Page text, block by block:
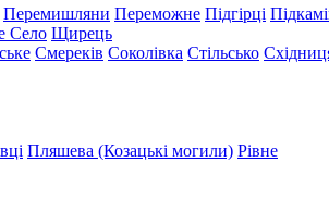
Перемишляни Переможне Підгірці
Село Щирець
Смереків Соколівка Стільсько
Пляшева (Козацькі могили) Рівне